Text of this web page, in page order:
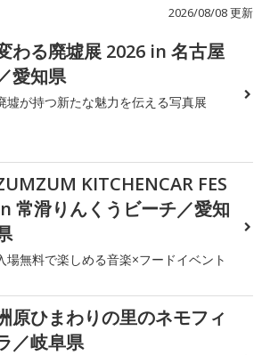
2026/08/08 更新
わる廃墟展 2026 in 名古屋
愛知県
墟が持つ新たな魅力を伝える写真展
KITCHENCAR FES
常滑りんくうビーチ／愛知
場無料で楽しめる音楽×フードイベント
原ひまわりの里のネモフィ
／岐阜県